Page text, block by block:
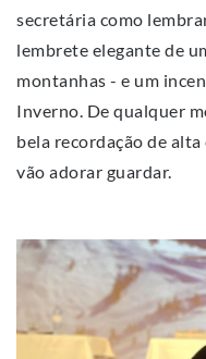
secretária como
lembrete elegante de
montanhas - e um
Inverno. De qualquer
bela recordação de
vão adorar guardar.